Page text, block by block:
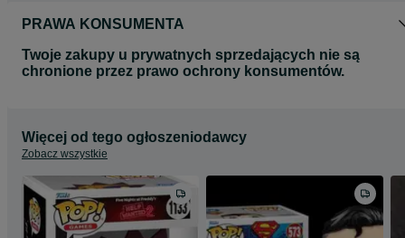
PRAWA KONSUMENTA
Twoje zakupy u prywatnych sprzedających nie są
chronione przez prawo ochrony konsumentów.
Więcej od tego ogłoszeniodawcy
Zobacz wszystkie